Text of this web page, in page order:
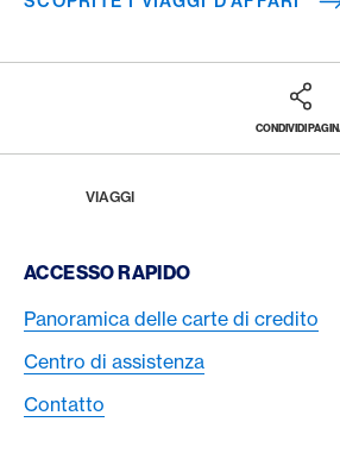
CONDIVIDI
VIAGGI
Footer Navigation
ACCESSO RAPIDO
Panoramica delle carte di credito
Centro di assistenza
Contatto